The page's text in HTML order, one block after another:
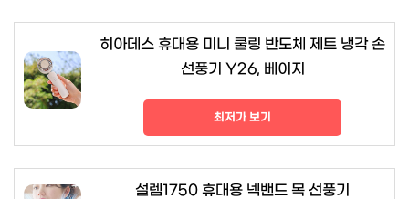
히아데스 휴대용 미니 쿨링 반도체 제트 냉각 손
선풍기 Y26, 베이지
최저가 보기
설렘1750 휴대용 넥밴드 목 선풍기